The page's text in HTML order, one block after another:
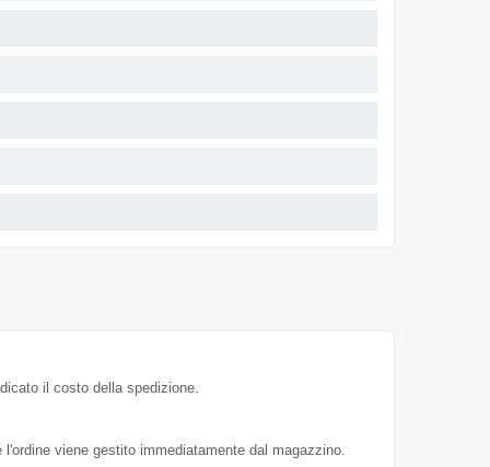
il costo della spedizione.
viene gestito immediatamente dal magazzino.